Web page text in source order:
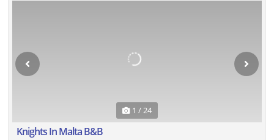
1 / 24
Knights In Malta B&B